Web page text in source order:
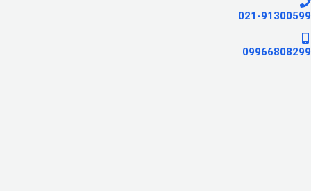
021-91300599
09966808299